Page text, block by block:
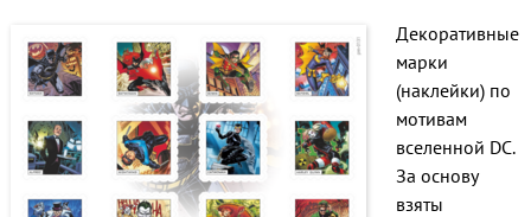
Декоративные
марки
(наклейки) по
мотивам
вселенной DC.
За основу
взяты